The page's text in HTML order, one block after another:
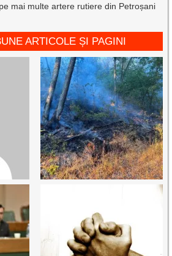
mai multe artere rutiere din Petroșani
ARTICOLE ȘI PAGINI